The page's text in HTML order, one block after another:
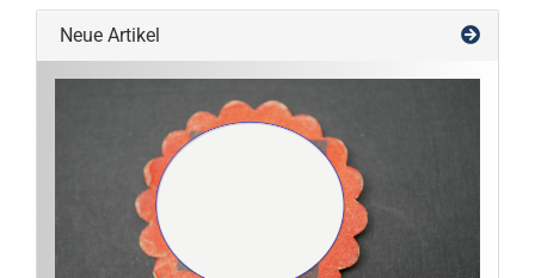
Neue Artikel